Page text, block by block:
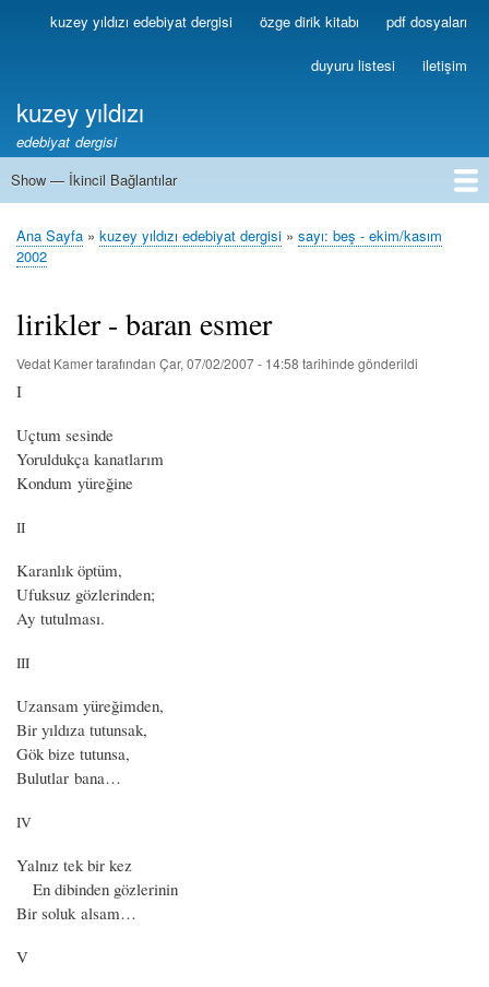
Ana
içeriğe
Birincilkuzey yıldızı edebiyat dergisi özge dirik kitabı pdf dosyaları
duyuru listesi iletişim
kuzey yıldızı
edebiyat dergisi
İkincil
Show — İkincil Bağlantılar
1
2
3
4
5
6
7
8
9
10
11
12
13
Sayfa
Ana Sayfa kuzey yıldızı edebiyat dergisi
sayı: beş - ekim/kasım
2002
lirikler - baran esmer
Vedat Kamertarafından Çar, 07/02/2007 - 14:58 tarihinde gönderildi
I
Uçtum sesinde
Yoruldukça kanatlarım
Kondum yüreğine
II
Karanlık öptüm,
Ufuksuz gözlerinden;
Ay tutulması.
III
Uzansam yüreğimden,
Bir yıldıza tutunsak,
Gök bize tutunsa,
Bulutlar bana…
IV
Yalnız tek bir kez
En dibinden gözlerinin
Bir soluk alsam…
V